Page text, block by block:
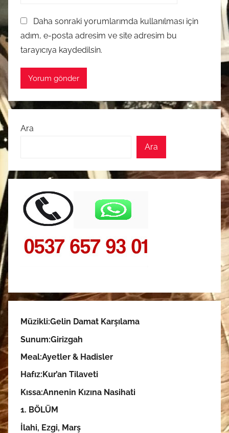
Daha sonraki yorumlarımda kullanılması için
adım, e-posta adresim ve site adresim bu
tarayıcıya kaydedilsin.
Ara
Ara
Müzikli:Gelin Damat Karşılama
Sunum:Girizgah
Meal:Ayetler & Hadisler
Hafız:Kur’an Tilaveti
Kıssa:Annenin Kızına Nasihati
1. BÖLÜM
İlahi, Ezgi, Marş